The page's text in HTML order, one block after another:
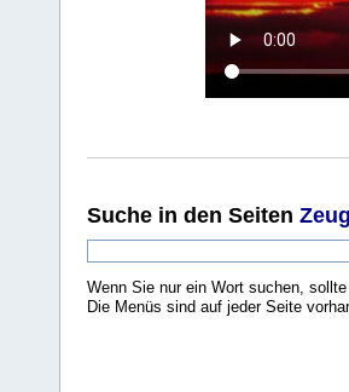
Suche in den Seiten
Wenn Sie nur ein Wort suchen,
Die Menüs sind auf jeder Seite